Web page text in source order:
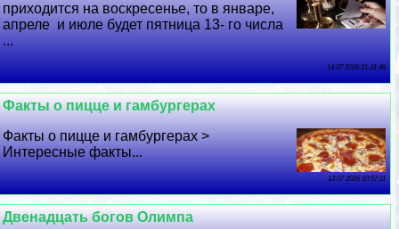
приходится на воскресенье, то в январе,
апреле и июле будет пятница 13- го числа
...
14 07 2026 21:31:46
Факты о пицце и гамбургерах
Факты о пицце и гамбургерах >
Интересные факты...
13 07 2026 10:57:11
Двенадцать богов Олимпа